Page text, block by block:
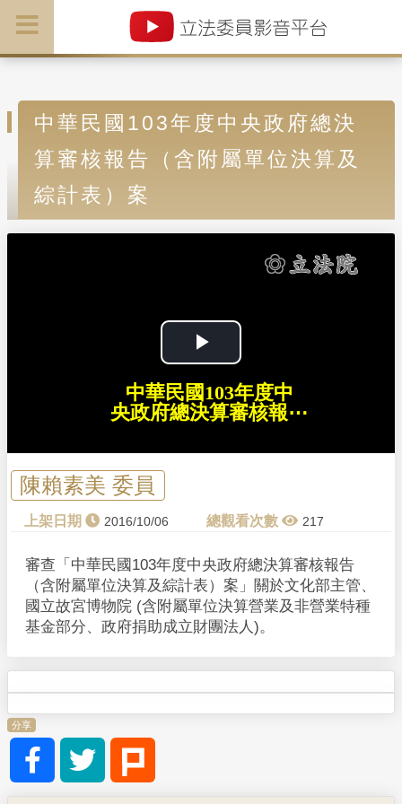
中華民國103年度中央政府總決
算審核報告（含附屬單位決算及
綜計表）案
P
l
V
i
d
o
中華民國103年度中
央政府總決算審核報⋯
陳賴素美 委員
2016/10/06 217
審查「中華民國103年度中央政府總決算審核報告
（含附屬單位決算及綜計表）案」關於文化部主管、
國立故宮博物院 (含附屬單位決算營業及非營業特種
基金部分、政府捐助成立財團法人)。
分享